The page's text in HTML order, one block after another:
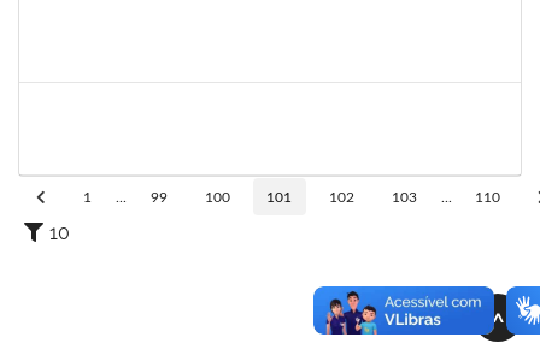
1 99 100 101 102 103 110
10
VOLTAR AO TOPO